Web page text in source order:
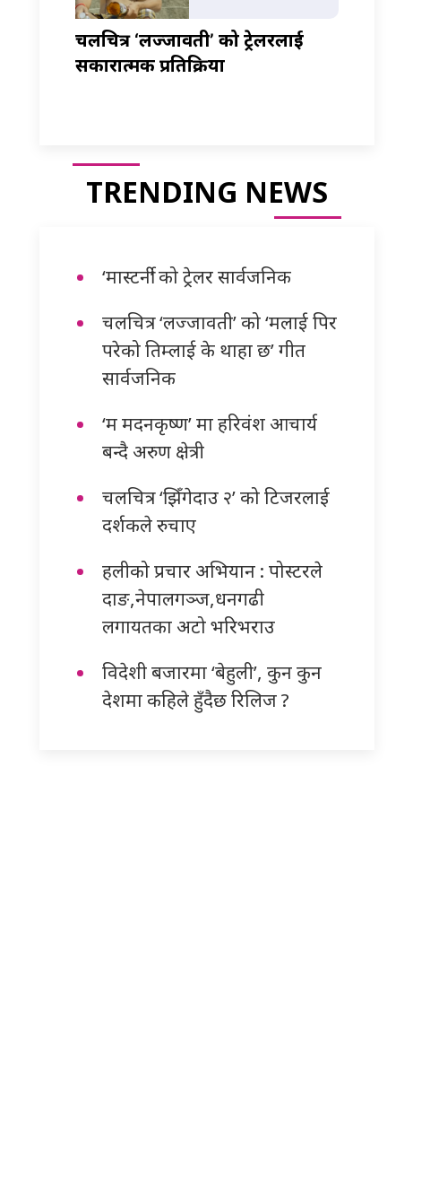
चलचित्र ‘लज्जावती’ को ट्रेलरलाई
सकारात्मक प्रतिक्रिया
TRENDING NEWS
‘मास्टर्नी’ को ट्रेलर सार्वजनिक
चलचित्र ‘लज्जावती’ को ‘मलाई पिर
परेको तिम्लाई के थाहा छ’ गीत
सार्वजनिक
‘म मदनकृष्ण’ मा हरिवंश आचार्य
बन्दै अरुण क्षेत्री
चलचित्र ‘झिँगेदाउ २’ को टिजरलाई
दर्शकले रुचाए
हलीको प्रचार अभियान : पोस्टरले
दाङ,नेपालगञ्ज,धनगढी
लगायतका अटो भरिभराउ
विदेशी बजारमा ‘बेहुली’, कुन कुन
देशमा कहिले हुँदैछ रिलिज ?